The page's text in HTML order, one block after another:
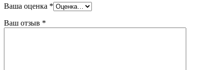
Ваша оценка *
Ваш отзыв *